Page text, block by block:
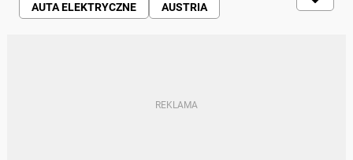
AUTA ELEKTRYCZNE
AUSTRIA